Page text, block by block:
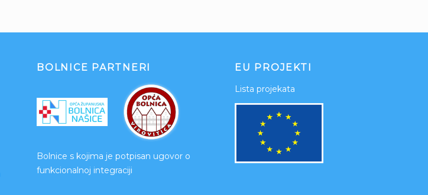
BOLNICE PARTNERI
Bolnice s kojima je potpisan ugovor o
funkcionalnoj integraciji
EU PROJEKTI
Lista projekata